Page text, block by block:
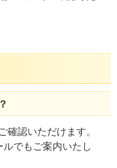
確認いただけます。
でもご案内いたし